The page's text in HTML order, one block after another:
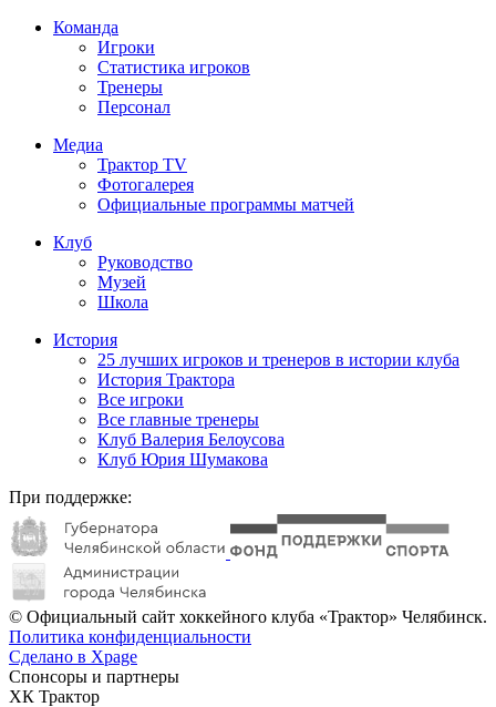
Команда
Игроки
Статистика игроков
Тренеры
Персонал
Медиа
Трактор TV
Фотогалерея
Официальные программы матчей
Клуб
Руководство
Музей
Школа
История
25 лучших игроков и тренеров в истории клуба
История Трактора
Все игроки
Все главные тренеры
Клуб Валерия Белоусова
Клуб Юрия Шумакова
При поддержке:
© Официальный сайт хоккейного клуба «Трактор» Челябинск.
Политика конфиденциальности
Сделано в Xpage
Спонсоры и партнеры
ХК Трактор